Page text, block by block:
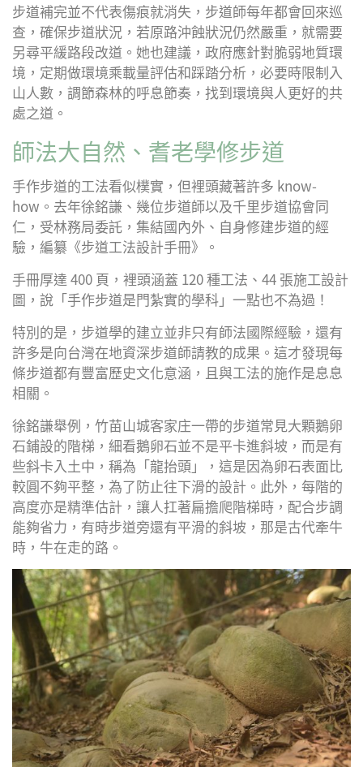
步道補完並不代表傷痕就消失，步道師每年都會回來巡
查，確保步道狀況，若原路沖蝕狀況仍然嚴重，就需要
另尋平緩路段改道。她也建議，政府應針對脆弱地質環
境，定期做環境乘載量評估和踩踏分析，必要時限制入
山人數，調節森林的呼息節奏，找到環境與人更好的共
處之道。
師法大自然、耆老學修步道
手作步道的工法看似樸實，但裡頭藏著許多 know-
how。去年徐銘謙、幾位步道師以及千里步道協會同
仁，受林務局委託，集結國內外、自身修建步道的經
驗，編纂《步道工法設計手冊》。
手冊厚達 400 頁，裡頭涵蓋 120 種工法、44 張施工設計
圖，說「手作步道是門紮實的學科」一點也不為過！
特別的是，步道學的建立並非只有師法國際經驗，還有
許多是向台灣在地資深步道師請教的成果。這才發現每
條步道都有豐富歷史文化意涵，且與工法的施作是息息
相關。
徐銘謙舉例，竹苗山城客家庄一帶的步道常見大顆鵝卵
石鋪設的階梯，細看鵝卵石並不是平卡進斜坡，而是有
些斜卡入土中，稱為「龍抬頭」，這是因為卵石表面比
較圓不夠平整，為了防止往下滑的設計。此外，每階的
高度亦是精準估計，讓人扛著扁擔爬階梯時，配合步調
能夠省力，有時步道旁還有平滑的斜坡，那是古代牽牛
時，牛在走的路。